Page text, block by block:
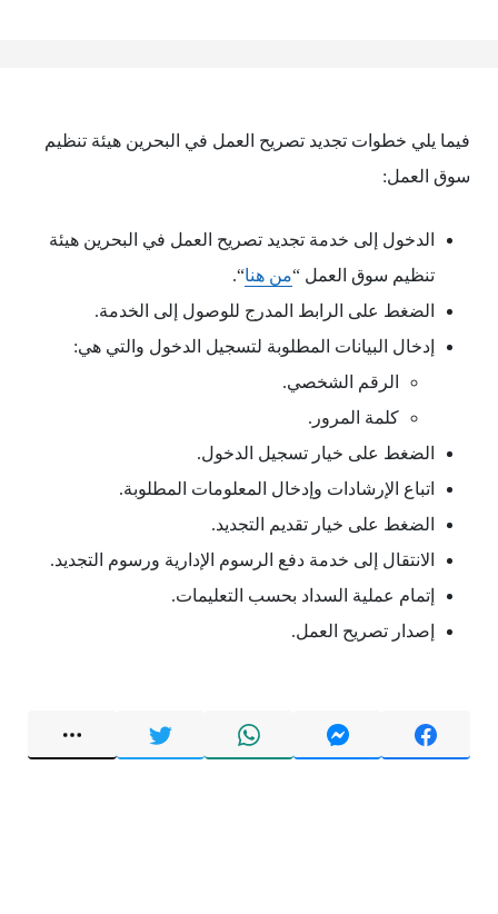
فيما يلي خطوات تجديد تصريح العمل في البحرين هيئة تنظيم
سوق العمل:
الدخول إلى خدمة تجديد تصريح العمل في البحرين هيئة
تنظيم سوق العمل “من هنا“.
الضغط على الرابط المدرج للوصول إلى الخدمة.
إدخال البيانات المطلوبة لتسجيل الدخول والتي هي:
الرقم الشخصي.
كلمة المرور.
الضغط على خيار تسجيل الدخول.
اتباع الإرشادات وإدخال المعلومات المطلوبة.
الضغط على خيار تقديم التجديد.
الانتقال إلى خدمة دفع الرسوم الإدارية ورسوم التجديد.
إتمام عملية السداد بحسب التعليمات.
إصدار تصريح العمل.